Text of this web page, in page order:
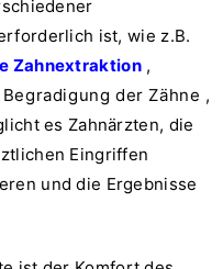
ist, wie z.B.
Zahnextraktion,
der Zähne ,
es Zahnärzten, die
Eingriffen
und die Ergebnisse